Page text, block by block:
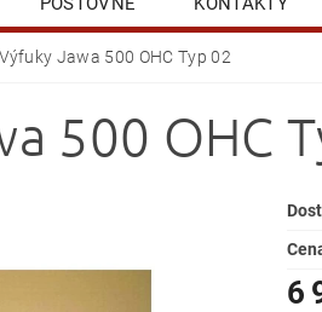
Výfuky Jawa 500 OHC Typ 02
500 OHC
6